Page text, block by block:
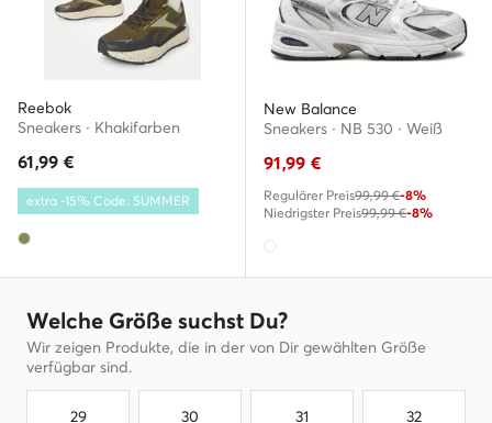
Reebok
Sneakers · Khakifarben
61,99 €
extra -15% Code: SUMMER
New Balance
Sneakers · NB 530 · Weiß
91,99 €
Regulärer Preis99,99 €-8%
Niedrigster Preis99,99 €-8%
Welche Größe suchst Du?
Wir zeigen Produkte, die in der von Dir gewählten Größe
verfügbar sind.
29 30 31 32